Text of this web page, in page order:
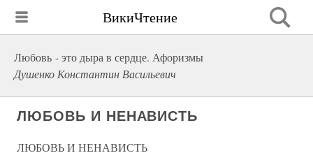
ВикиЧтение
Любовь - это дыра в сердце. Афоризмы
Душенко Константин Васильевич
ЛЮБОВЬ И НЕНАВИСТЬ
ЛЮБОВЬ И НЕНАВИСТЬ